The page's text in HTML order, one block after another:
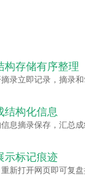
构存储有序整理
录立即记录，摘录
结构化信息
息摘录保存，汇总
示标记痕迹
新打开网页即可复